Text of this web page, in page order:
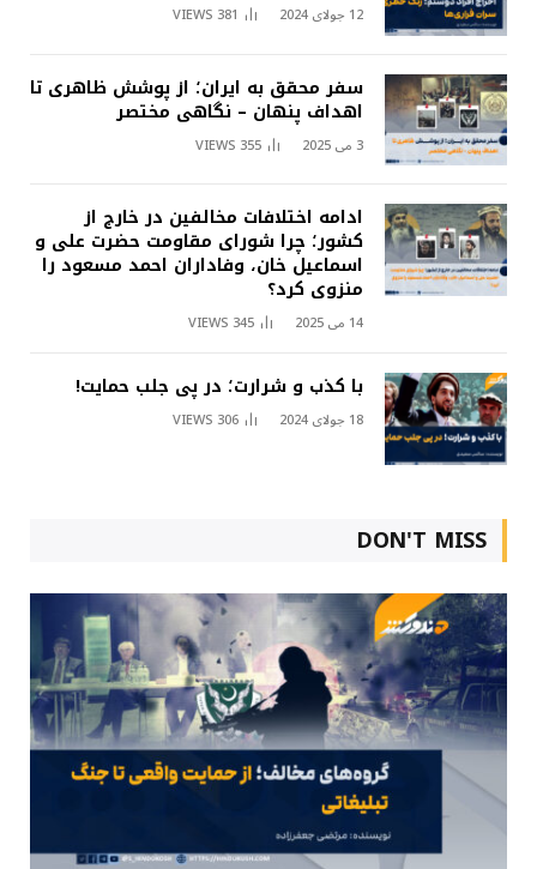
12 جولای 2024 381
VIEWS
سفر محقق به ایران؛ از پوشش ظاهری تا
اهداف پنهان – نگاهی مختصر
3 می 2025 355
VIEWS
ادامه اختلافات مخالفین در خارج از
کشور؛ چرا شورای مقاومت حضرت علی و
اسماعیل خان، وفاداران احمد مسعود را
منزوی کرد؟
14 می 2025 345
VIEWS
با کذب و شرارت؛ در پی جلب حمایت!
18 جولای 2024 306
VIEWS
DON'T MISS